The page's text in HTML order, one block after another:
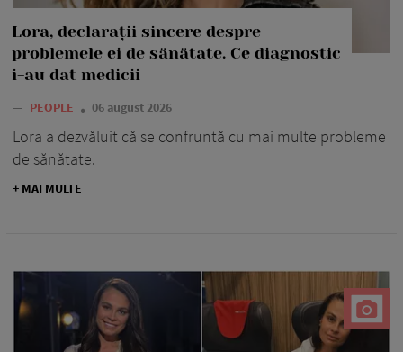
Lora, declarații sincere despre
problemele ei de sănătate. Ce diagnostic
i-au dat medicii
— PEOPLE 06 august 2026
Lora a dezvăluit că se confruntă cu mai multe probleme
de sănătate.
+ MAI MULTE